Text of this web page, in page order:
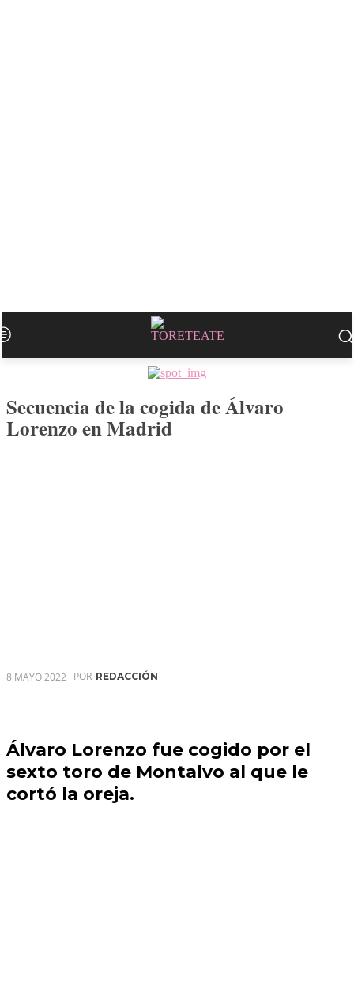
Secuencia de la cogida de Álvaro
Lorenzo en Madrid
8 MAYO 2022 POR REDACCIÓN
Álvaro Lorenzo fue cogido por el
sexto toro de Montalvo al que le
cortó la oreja.